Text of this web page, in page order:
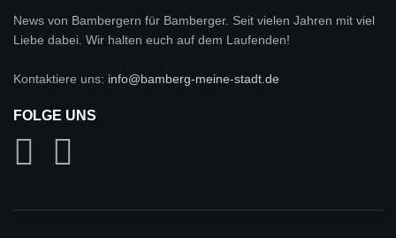
News von Bambergern für Bamberger. Seit vielen Jahren mit viel
Liebe dabei. Wir halten euch auf dem Laufenden!
Kontaktiere uns: info@bamberg-meine-stadt.de
FOLGE UNS